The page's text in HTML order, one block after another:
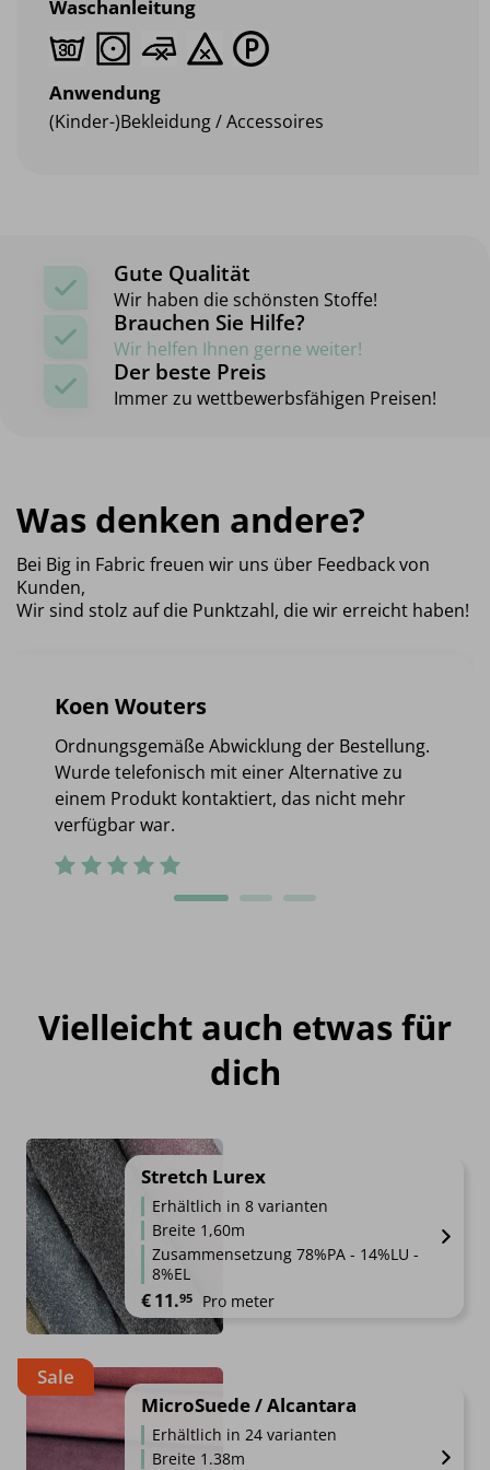
Waschanleitung
Anwendung
(Kinder-)Bekleidung / Accessoires
Gute Qualität
Wir haben die schönsten Stoffe!
Brauchen Sie Hilfe?
Wir helfen Ihnen gerne weiter!
Der beste Preis
Immer zu wettbewerbsfähigen Preisen!
Was denken andere?
Bei Big in Fabric freuen wir uns über Feedback von
Kunden,
Wir sind stolz auf die Punktzahl, die wir erreicht haben!
Koen Wouters
Ordnungsgemäße Abwicklung der Bestellung.
Wurde telefonisch mit einer Alternative zu
einem Produkt kontaktiert, das nicht mehr
verfügbar war.
Vielleicht auch etwas für
dich
Stretch Lurex
Erhältlich in 8 varianten
Breite 1,60m
Zusammensetzung 78%PA - 14%LU -
8%EL
€11.95 Pro meter
Sale
MicroSuede / Alcantara
Erhältlich in 24 varianten
Breite 1.38m